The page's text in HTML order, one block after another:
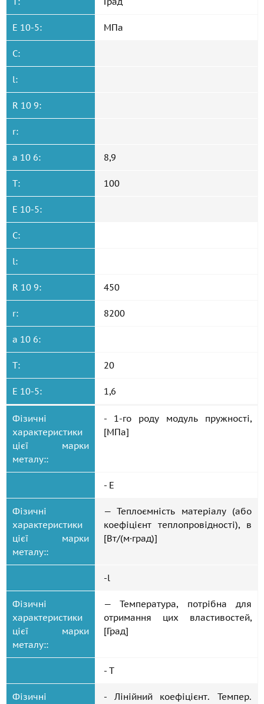
E 10-5: МПа
C:
l:
R 10 9:
r:
a 10 6: 8,9
T: 100
E 10-5:
C:
l:
R 10 9: 450
r: 8200
a 10 6:
T: 20
E 10-5: 1,6
Фізичні
характеристики
цієї марки
металу::
- 1-го роду модуль пружності,
[МПа]
- E
Фізичні
характеристики
цієї марки
металу::
— Теплоємність матеріалу (або
коефіцієнт теплопровідності), в
[Вт/(м·град)]
-l
Фізичні
характеристики
цієї марки
металу::
— Температура, потрібна для
отримання цих властивостей,
[Град]
- T
Фізичні
- Лінійний коефіцієнт. Темпер.